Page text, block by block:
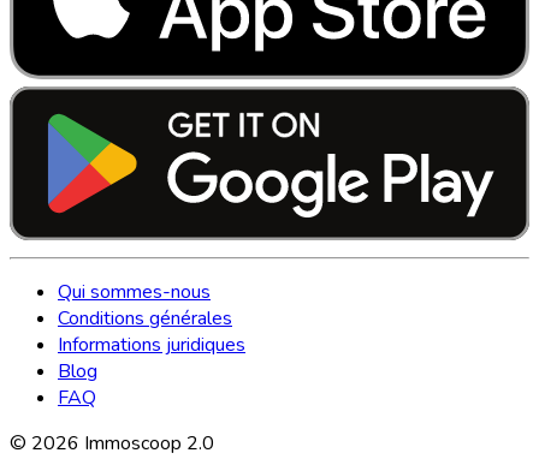
Qui sommes-nous
Conditions générales
Informations juridiques
Blog
FAQ
© 2026 Immoscoop 2.0